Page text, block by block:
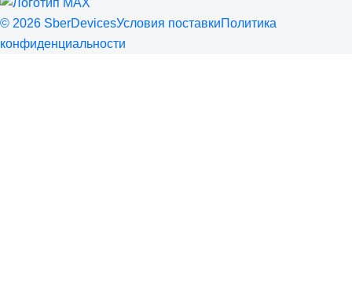
© 2026 SberDevicesУсловия поставкиПолитика
конфиденциальности